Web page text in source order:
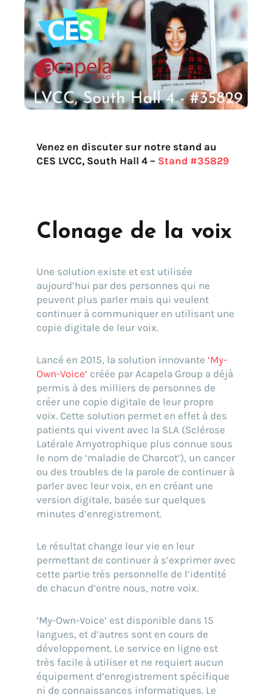
Go !
Venez en discuter sur notre stand au
CES LVCC, South Hall 4 – Stand #35829
Clonage de la voix
Une solution existe et est utilisée
aujourd’hui par des personnes qui ne
peuvent plus parler mais qui veulent
continuer à communiquer en utilisant une
copie digitale de leur voix.
Lancé en 2015, la solution innovante ‘My-
Own-Voice’ créée par Acapela Group a déjà
permis à des milliers de personnes de
créer une copie digitale de leur propre
voix. Cette solution permet en effet à des
patients qui vivent avec la SLA (Sclérose
Latérale Amyotrophique plus connue sous
le nom de ‘maladie de Charcot’), un cancer
ou des troubles de la parole de continuer à
parler avec leur voix, en en créant une
version digitale, basée sur quelques
minutes d’enregistrement.
Le résultat change leur vie en leur
permettant de continuer à s’exprimer avec
cette partie très personnelle de l’identité
de chacun d’entre nous, notre voix.
‘My-Own-Voice’ est disponible dans 15
langues, et d’autres sont en cours de
développement. Le service en ligne est
très facile à utiliser et ne requiert aucun
équipement d’enregistrement spécifique
ni de connaissances informatiques. Le